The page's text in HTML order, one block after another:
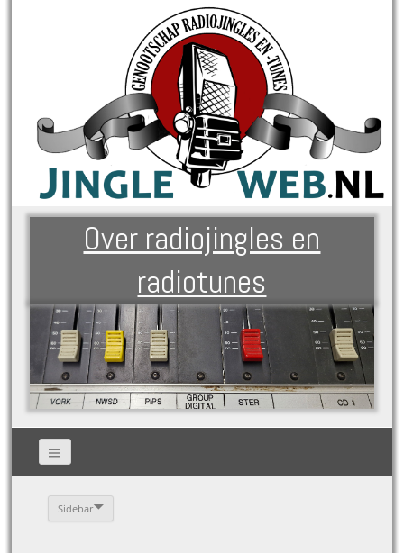
Over radiojingles en
radiotunes
Sidebar